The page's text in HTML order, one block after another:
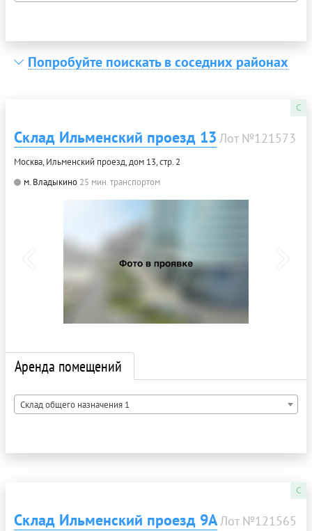
Попробуйте поискать в соседних районах
C
Склад Ильменский проезд 13 Лот №121573
Москва, Ильменский проезд, дом 13, стр. 2
м. Владыкино 25 мин. транспортом
Аренда помещений
Склад общего назначения 1
C
Склад Ильменский проезд 9АЛот №121565